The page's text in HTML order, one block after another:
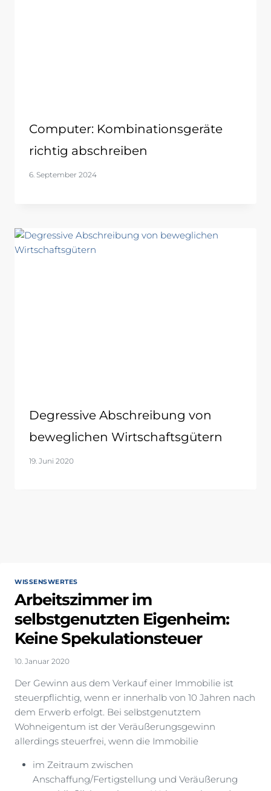
Computer: Kombinationsgeräte
richtig abschreiben
6. September 2024
Degressive Abschreibung von
beweglichen Wirtschaftsgütern
19. Juni 2020
WISSENSWERTES
Arbeitszimmer im
selbstgenutzten Eigenheim:
Keine Spekulationsteuer
10. Januar 2020
Der Gewinn aus dem Verkauf einer Immobilie ist
steuerpflichtig, wenn er innerhalb von 10 Jahren nach
dem Erwerb erfolgt. Bei selbstgenutztem
Wohneigentum ist der Veräußerungsgewinn
allerdings steuerfrei, wenn die Immobilie
im Zeitraum zwischen
Anschaffung/Fertigstellung und Veräußerung